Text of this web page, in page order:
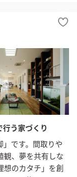
行う家づくり
」です。間取りや
観、夢を共有しな
想のカタチ」を創